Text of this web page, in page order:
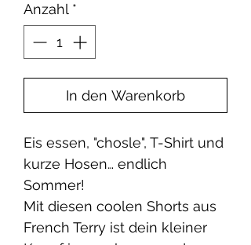
Anzahl *
In den Warenkorb
Eis essen, "chosle", T-Shirt und
kurze Hosen… endlich
Sommer!
Mit diesen coolen Shorts aus
French Terry ist dein kleiner